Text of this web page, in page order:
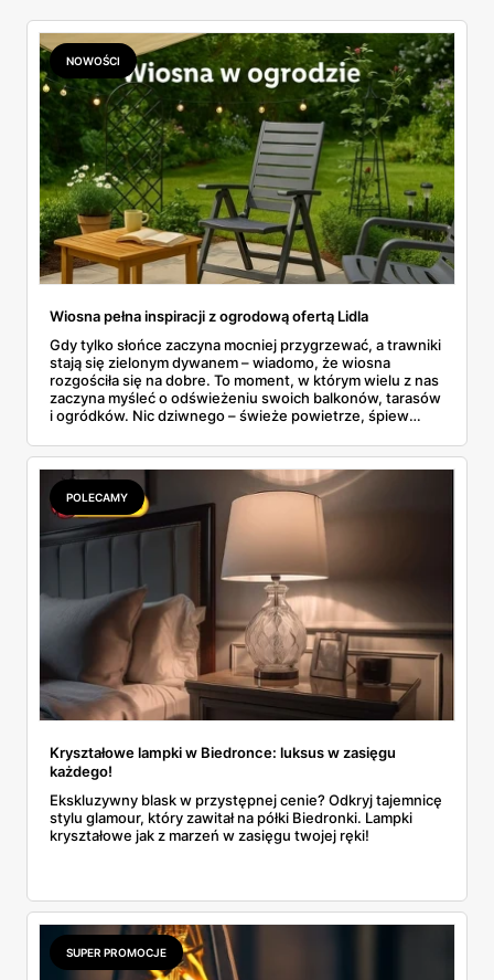
NOWOŚCI
Wiosna pełna inspiracji z ogrodową ofertą Lidla
Gdy tylko słońce zaczyna mocniej przygrzewać, a trawniki
stają się zielonym dywanem – wiadomo, że wiosna
rozgościła się na dobre. To moment, w którym wielu z nas
zaczyna myśleć o odświeżeniu swoich balkonów, tarasów
i ogródków. Nic dziwnego – świeże powietrze, śpiew
dobry nastrój. I właśnie teraz warto rzucić okiem na
promocja Lidl, bo sieć przygotowała coś naprawdę
ciekawego! Meble, akcesoria i dekoracje, które sprawią,
że każda przestrzeń stanie się przytulną oazą. Co ważne
– nie trzeba wydać fortuny. W końcu tanie okazje to
specjalność Lidla!
POLECAMY
Kryształowe lampki w Biedronce: luksus w zasięgu
każdego!
Ekskluzywny blask w przystępnej cenie? Odkryj tajemnicę
stylu glamour, który zawitał na półki Biedronki. Lampki
kryształowe jak z marzeń w zasięgu twojej ręki!
SUPER PROMOCJE